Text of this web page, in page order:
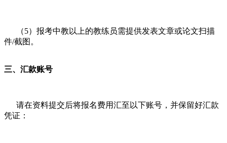
（5）报考中教以上的教练员需提供发表文章或论文扫描
件/截图。
三、汇款账号
请在资料提交后将报名费用汇至以下账号，并保留好汇款
凭证：